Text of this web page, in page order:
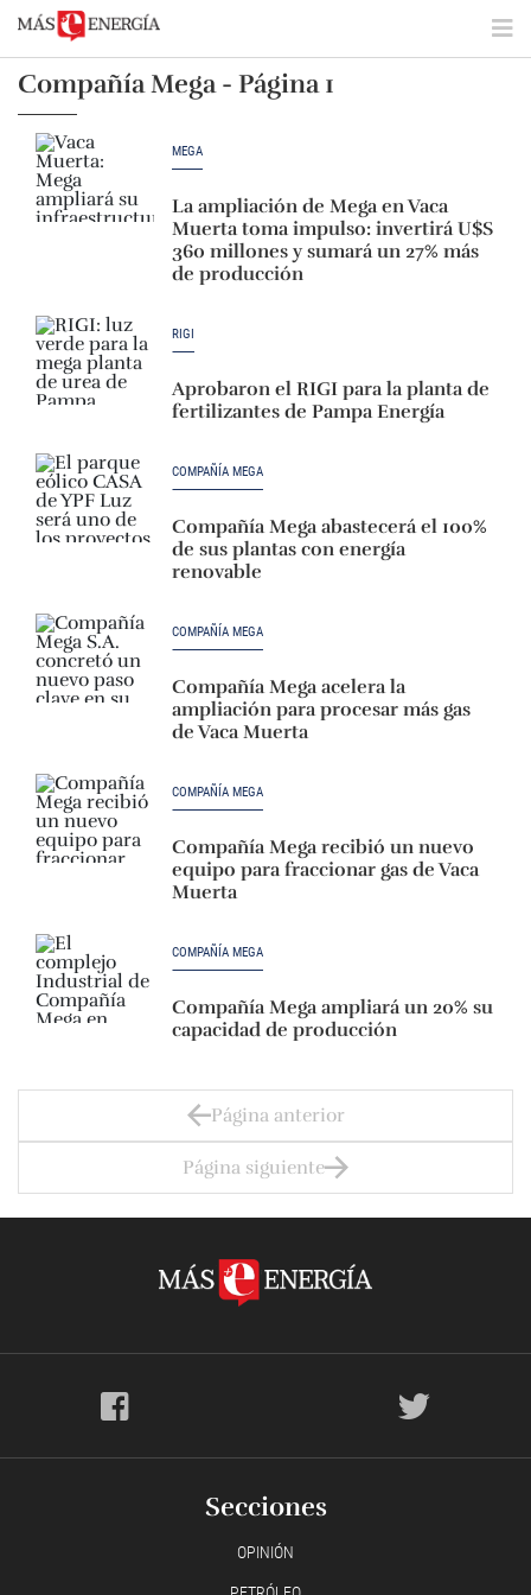
Compañía Mega - Página 1
MEGA
La ampliación de Mega en Vaca
Muerta toma impulso: invertirá U$S
360 millones y sumará un 27% más
de producción
RIGI
Aprobaron el RIGI para la planta de
fertilizantes de Pampa Energía
COMPAÑÍA MEGA
Compañía Mega abastecerá el 100%
de sus plantas con energía
renovable
COMPAÑÍA MEGA
Compañía Mega acelera la
ampliación para procesar más gas
de Vaca Muerta
COMPAÑÍA MEGA
Compañía Mega recibió un nuevo
equipo para fraccionar gas de Vaca
Muerta
COMPAÑÍA MEGA
Compañía Mega ampliará un 20% su
capacidad de producción
Página anterior
Página siguiente
Secciones
OPINIÓN